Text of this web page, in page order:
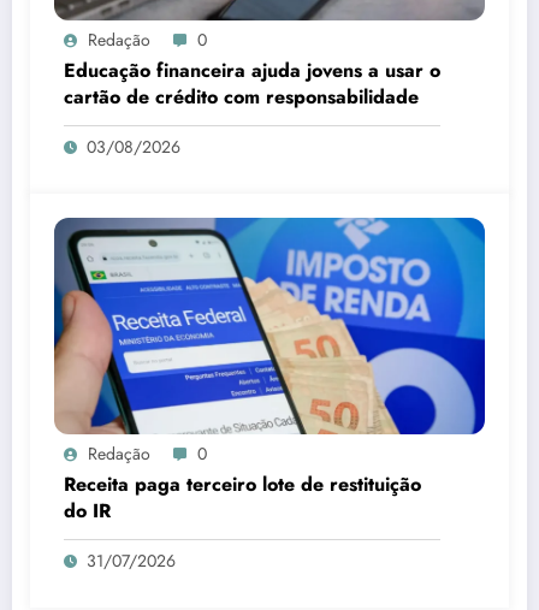
Redação 0
Educação financeira ajuda jovens a usar o
cartão de crédito com responsabilidade
03/08/2026
Redação 0
Receita paga terceiro lote de restituição
do IR
31/07/2026